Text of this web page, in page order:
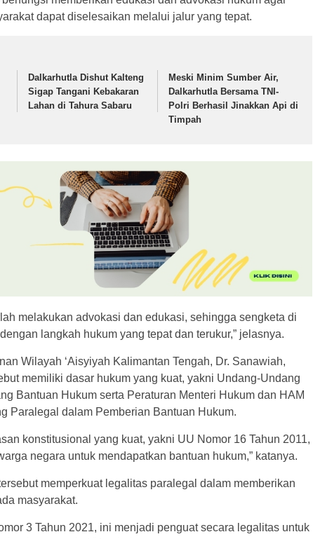
dapat diselesaikan melalui jalur yang tepat.
Dalkarhutla Dishut Kalteng
Sigap Tangani Kebakaran
Lahan di Tahura Sabaru
Meski Minim Sumber Air,
Dalkarhutla Bersama TNI-
Polri Berhasil Jinakkan Api di
Timpah
melakukan advokasi dan edukasi, sehingga sengketa di
langkah hukum yang tepat dan terukur,” jelasnya.
Wilayah ‘Aisyiyah Kalimantan Tengah, Dr. Sanawiah,
memiliki dasar hukum yang kuat, yakni Undang-Undang
Bantuan Hukum serta Peraturan Menteri Hukum dan HAM
Paralegal dalam Pemberian Bantuan Hukum.
konstitusional yang kuat, yakni UU Nomor 16 Tahun 2011,
negara untuk mendapatkan bantuan hukum,” katanya.
memperkuat legalitas paralegal dalam memberikan
masyarakat.
3 Tahun 2021, ini menjadi penguat secara legalitas untuk